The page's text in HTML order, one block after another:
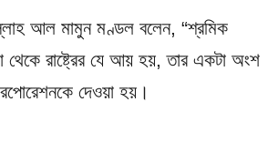
আল মামুন মণ্ডল বলেন, “শ্রমিক
রাষ্ট্রের যে আয় হয়, তার একটা অংশ
দেওয়া হয়।